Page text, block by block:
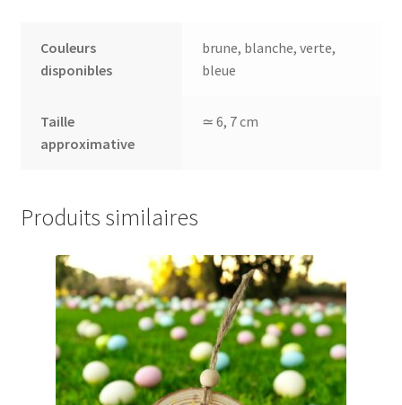
Couleurs
disponibles
brune, blanche, verte,
bleue
Taille
approximative
≃ 6, 7 cm
Produits similaires